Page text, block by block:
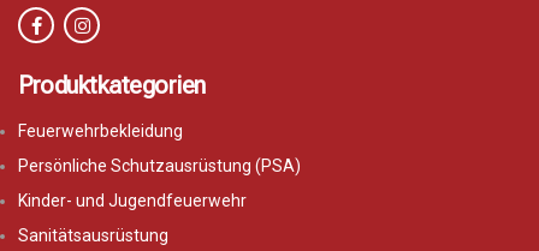
Produktkategorien
Feuerwehrbekleidung
Persönliche Schutzausrüstung (PSA)
Kinder- und Jugendfeuerwehr
Sanitätsausrüstung